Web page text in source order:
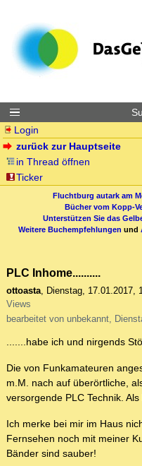
Login
zurück zur Hauptseite
in Thread öffnen
Ticker
Fluchtburg autark am
Bücher vom Kopp-
Unterstützen Sie das
Weitere Buchempfehlungen und
PLC Inhome..........
ottoasta, Dienstag, 17.01.2017,
Views
bearbeitet von unbekannt,
.......habe ich und nirgends
Die von Funkamateuren
m.M. nach auf überörtliche,
versorgende PLC Technik. Als
Ich merke bei mir im Haus
Fernsehen noch mit meiner
Bänder sind sauber!